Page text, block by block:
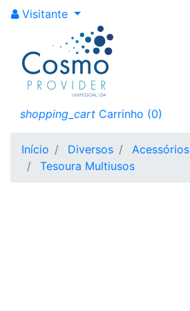
Visitante
shopping_cart Carrinho (0)
Início Diversos
Acessórios
Tesoura Multiusos